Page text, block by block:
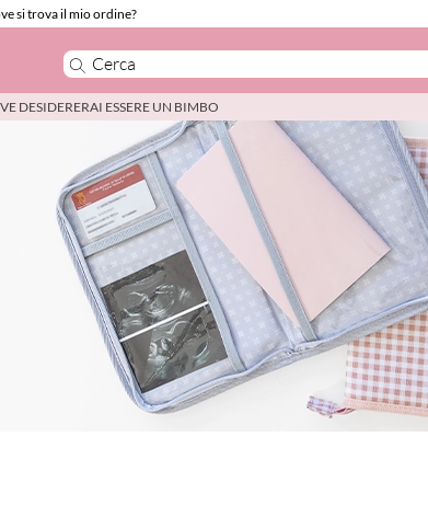
si trova il mio ordine?
DESIDERERAI ESSERE UN BIMBO